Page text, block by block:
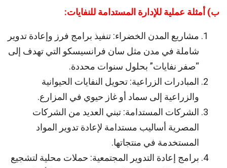
ب) أمثلة عملية للإدارة المستدامة للنفايات:
مشاريع المدن الخضراء: تنفيذ برامج فرز وإعادة تدوير
شاملة في مدن مثل سان فرانسيسكو التي تهدف إلى
“صفر نفايات” بحلول سنوات محددة.
المبادرات الزراعية: تحويل النفايات الحيوانية
والزراعية إلى سماد أو غاز حيوي في المزارع.
الشركات المستدامة: تبني العديد من الشركات
المصرية أساليب مستدامة لإعادة تدوير المواد
المستخدمة في منتجاتها.
برامج إعادة التدوير المجتمعية: حملات محلية لتشجيع